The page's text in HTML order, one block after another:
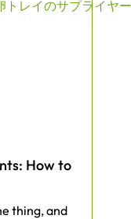
How to
thing, and